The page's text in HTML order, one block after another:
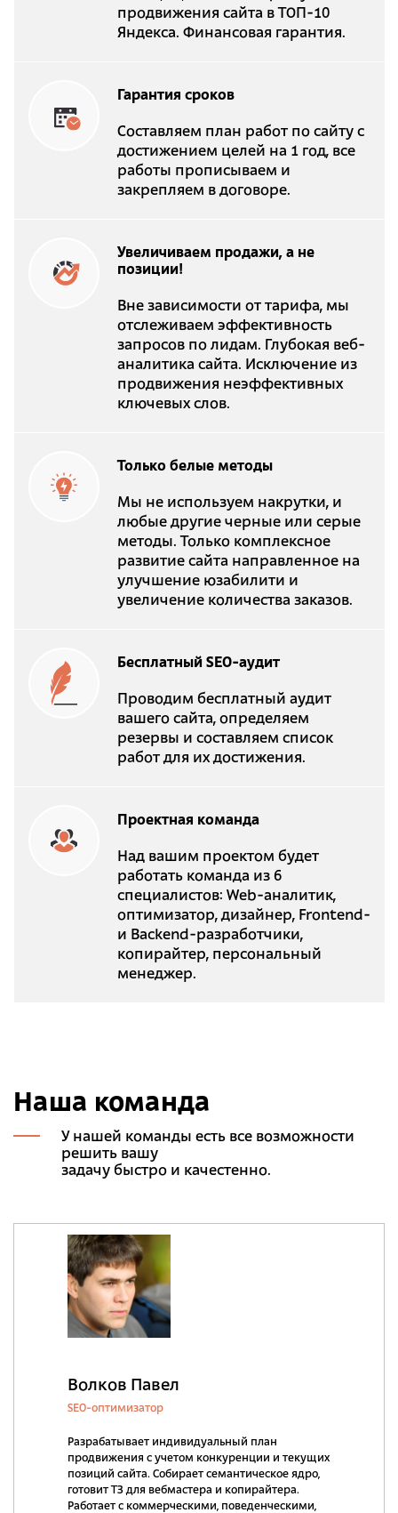
продвижения сайта в ТОП-10
Яндекса. Финансовая гарантия.
Гарантия сроков
Составляем план работ по сайту с
достижением целей на 1 год, все
работы прописываем и
закрепляем в договоре.
Увеличиваем продажи, а не
позиции!
Вне зависимости от тарифа, мы
отслеживаем эффективность
запросов по лидам. Глубокая веб-
аналитика сайта. Исключение из
продвижения неэффективных
ключевых слов.
Только белые методы
Мы не используем накрутки, и
любые другие черные или серые
методы. Только комплексное
развитие сайта направленное на
улучшение юзабилити и
увеличение количества заказов.
Бесплатный SEO-аудит
Проводим бесплатный аудит
вашего сайта, определяем
резервы и составляем список
работ для их достижения.
Проектная команда
Над вашим проектом будет
работать команда из 6
специалистов: Web-аналитик,
оптимизатор, дизайнер, Frontend-
и Backend-разработчики,
копирайтер, персональный
менеджер.
Наша команда
У нашей команды есть все возможности
решить вашу
задачу быстро и качестенно.
Волков Павел
SEO-оптимизатор
Разрабатывает индивидуальный план
продвижения с учетом конкуренции и текущих
позиций сайта. Собирает семантическое ядро,
готовит ТЗ для вебмастера и копирайтера.
Работает с коммерческими, поведенческими,